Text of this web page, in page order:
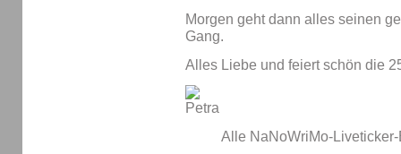
Morgen geht dann alles seinen
Gang.
Alles Liebe und feiert schön die
Alle NaNoWriMo-